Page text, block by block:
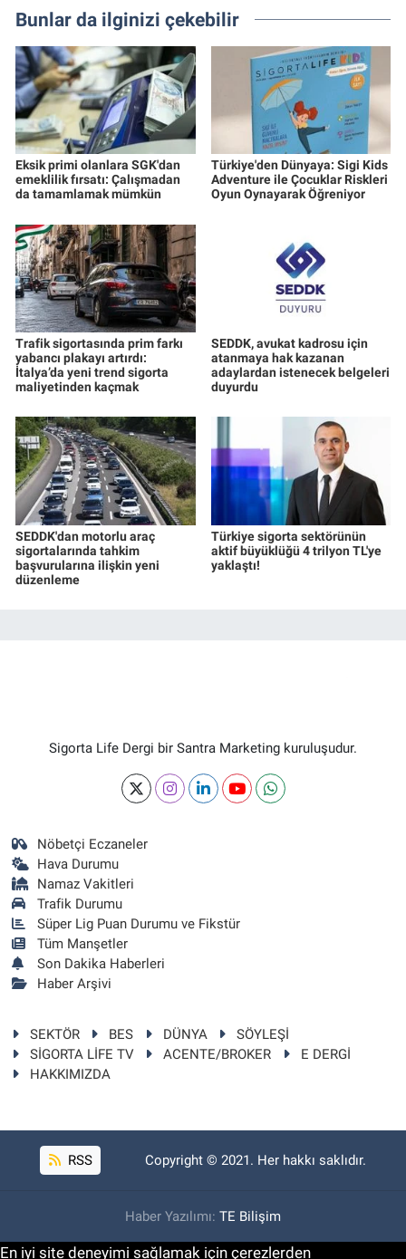
Bunlar da ilginizi çekebilir
Eksik primi olanlara SGK'dan
emeklilik fırsatı: Çalışmadan
da tamamlamak mümkün
Türkiye'den Dünyaya: Sigi Kids
Adventure ile Çocuklar Riskleri
Oyun Oynayarak Öğreniyor
Trafik sigortasında prim farkı
yabancı plakayı artırdı:
İtalya’da yeni trend sigorta
maliyetinden kaçmak
SEDDK, avukat kadrosu için
atanmaya hak kazanan
adaylardan istenecek belgeleri
duyurdu
SEDDK'dan motorlu araç
sigortalarında tahkim
başvurularına ilişkin yeni
düzenleme
Türkiye sigorta sektörünün
aktif büyüklüğü 4 trilyon TL'ye
yaklaştı!
Sigorta Life Dergi bir Santra Marketing kuruluşudur.
Nöbetçi Eczaneler
Hava Durumu
Namaz Vakitleri
Trafik Durumu
Süper Lig Puan Durumu ve Fikstür
Tüm Manşetler
Son Dakika Haberleri
Haber Arşivi
SEKTÖR BES DÜNYA
SÖYLEŞİ
SİGORTA LİFE TV
ACENTE/BROKER
E DERGİ
HAKKIMIZDA
RSS Copyright © 2021. Her hakkı saklıdır.
Haber Yazılımı: TE Bilişim
En iyi site deneyimi sağlamak için çerezlerden